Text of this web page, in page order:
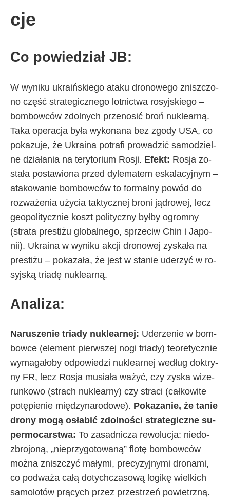
cje
Co po­wie­dział JB:
W wy­ni­ku ukra­iń­skie­go ata­ku dro­no­we­go znisz­czo­
no czę­ść stra­te­gicz­ne­go lot­nic­twa ro­syj­skie­go –
bom­bow­ców zdol­ny­ch prze­no­sić broń nu­kle­ar­ną.
Ta­ka ope­ra­cja by­ła wy­ko­na­na bez zgo­dy USA, co
po­ka­zu­je, że Ukra­ina po­tra­fi pro­wa­dzić sa­mo­dziel­
ne dzia­ła­nia na te­ry­to­rium Ro­sji. Efekt: Ro­sja zo­
sta­ła po­sta­wio­na przed dy­le­ma­tem eska­la­cyj­nym –
ata­ko­wa­nie bom­bow­ców to for­mal­ny po­wód do
roz­wa­że­nia uży­cia tak­tycz­nej bro­ni ją­dro­wej, le­cz
geo­po­li­tycz­nie koszt po­li­tycz­ny był­by ogrom­ny
(stra­ta pre­sti­żu glo­bal­ne­go, sprze­ciw Chin i Ja­po­
nii). Ukra­ina w wy­ni­ku ak­cji dro­no­wej zy­ska­ła na
pre­sti­żu – po­ka­za­ła, że je­st w sta­nie ude­rzyć w ro­
syj­ską tria­dę nu­kle­ar­ną.
Ana­li­za:
Na­ru­sze­nie tria­dy nu­kle­ar­nej: Ude­rze­nie w bom­
bow­ce (ele­ment pierw­szej no­gi tria­dy) teo­re­tycz­nie
wy­ma­ga­ło­by od­po­wie­dzi nu­kle­ar­nej we­dług dok­try­
ny FR, le­cz Ro­sja mu­sia­ła wa­żyć, czy zy­ska wi­ze­
run­ko­wo (stra­ch nu­kle­ar­ny) czy stra­ci (cał­ko­wi­te
po­tę­pie­nie mię­dzy­na­ro­do­we). Po­ka­za­nie, że ta­nie
dro­ny mo­gą osła­bić zdol­no­ści stra­te­gicz­ne su­
per­mo­car­stwa: To za­sad­ni­cza re­wo­lu­cja: nie­do­
zbro­jo­ną, „nie­przy­go­to­wa­ną” flo­tę bom­bow­ców
moż­na znisz­czyć ma­ły­mi, pre­cy­zyj­ny­mi dro­na­mi,
co pod­wa­ża ca­łą do­tych­cza­so­wą lo­gi­kę wiel­ki­ch
sa­mo­lo­tów prą­cy­ch przez prze­strzeń po­wietrz­ną.